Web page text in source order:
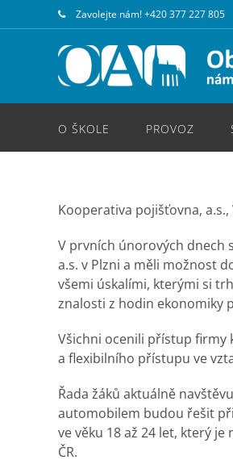
Zavolejte nám!+420 377 227 805
O ŠKOLE PROVOZ
Kooperativa pojišťovna,
V prvních únorových dnech
a.s. v Plzni a měli možnost
všemi úskalími, kterými si
znalosti z hodin ekonomiky
Všichni ocenili přístup firmy
a flexibilního přístupu ve
Řada žáků aktuálně
automobilem budou řešit
ve věku 18 až 24 let, který
ČR.